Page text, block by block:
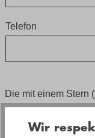
Telefon
Die mit einem Stern
genommen und
Wir